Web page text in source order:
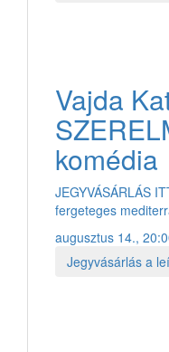
Vajda
komédia
JEGYVÁSÁRLÁS
fergeteges
augusztus 14.,
Jegyvásárlás a